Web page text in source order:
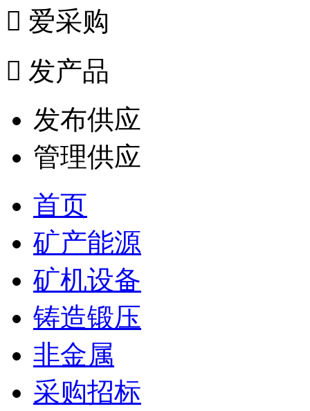
 爱采购
 发产品
发布供应
管理供应
首页
矿产能源
矿机设备
铸造锻压
非金属
采购招标